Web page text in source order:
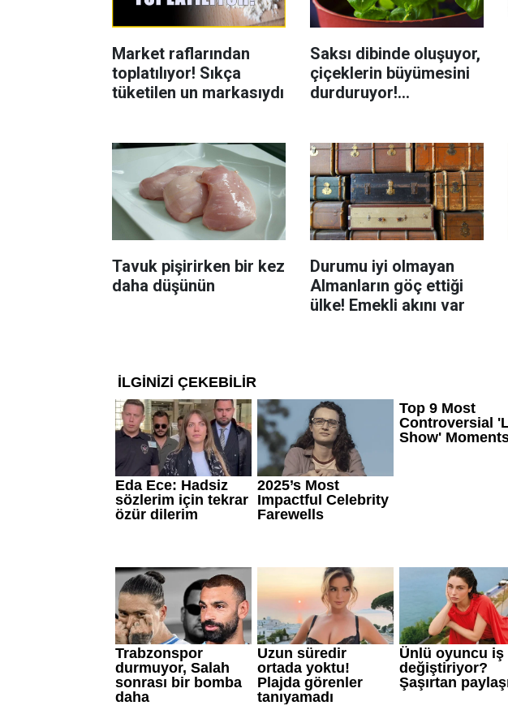
Market raflarından
toplatılıyor! Sıkça
tüketilen un markasıydı
Saksı dibinde oluşuyor,
çiçeklerin büyümesini
durduruyor!
Tavuk pişirirken bir kez
daha düşünün
Durumu iyi olmayan
Almanların göç ettiği
ülke! Emekli akını var